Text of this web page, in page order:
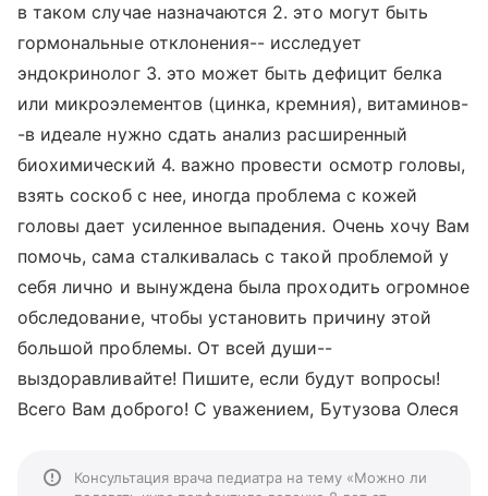
в таком случае назначаются 2. это могут быть
гормональные отклонения-- исследует
эндокринолог 3. это может быть дефицит белка
или микроэлементов (цинка, кремния), витаминов-
-в идеале нужно сдать анализ расширенный
биохимический 4. важно провести осмотр головы,
взять соскоб с нее, иногда проблема с кожей
головы дает усиленное выпадения. Очень хочу Вам
помочь, сама сталкивалась с такой проблемой у
себя лично и вынуждена была проходить огромное
обследование, чтобы установить причину этой
большой проблемы. От всей души--
выздоравливайте! Пишите, если будут вопросы!
Всего Вам доброго! С уважением, Бутузова Олеся
Консультация врача педиатра на тему «Можно ли